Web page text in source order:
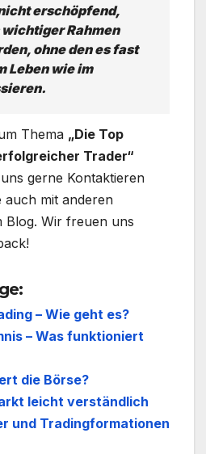
erschöpfend,
Rahmen
ohne den es fast
Leben wie im
Thema „Die Top
Trader“
gerne Kontaktieren
auch mit anderen
Blog. Wir freuen uns
– Wie geht es?
– Was funktioniert
die Börse?
leicht verständlich
und Tradingformationen